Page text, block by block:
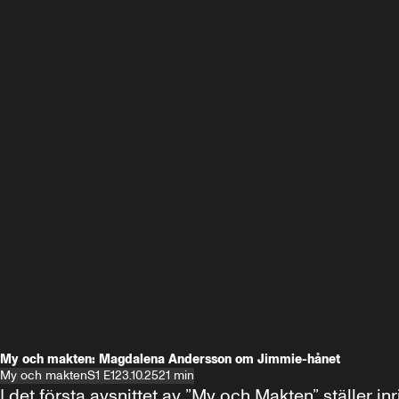
My och makten: Magdalena Andersson om Jimmie-hånet
My och maktenS1 E123.10.2521 min